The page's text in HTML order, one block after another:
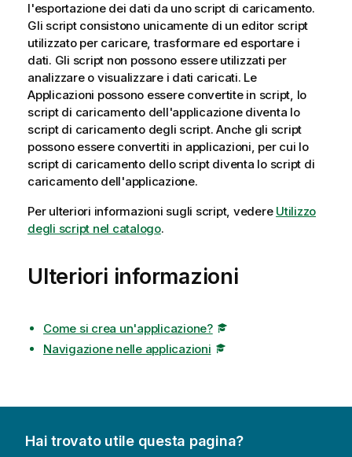
l'esportazione dei dati da uno script di caricamento.
Gli script consistono unicamente di un editor script
utilizzato per caricare, trasformare ed esportare i
dati. Gli script non possono essere utilizzati per
analizzare o visualizzare i dati caricati. Le
Applicazioni possono essere convertite in script, lo
script di caricamento dell'applicazione diventa lo
script di caricamento degli script. Anche gli script
possono essere convertiti in applicazioni, per cui lo
script di caricamento dello script diventa lo script di
caricamento dell'applicazione.
Per ulteriori informazioni sugli script, vedere Utilizzo
degli script nel catalogo.
Ulteriori informazioni
Come si crea un'applicazione?
Navigazione nelle applicazioni
Hai trovato utile questa pagina?